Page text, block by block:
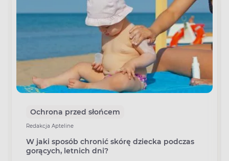
Ochrona przed słońcem
Redakcja Apteline
W jaki sposób chronić skórę dziecka podczas
gorących, letnich dni?